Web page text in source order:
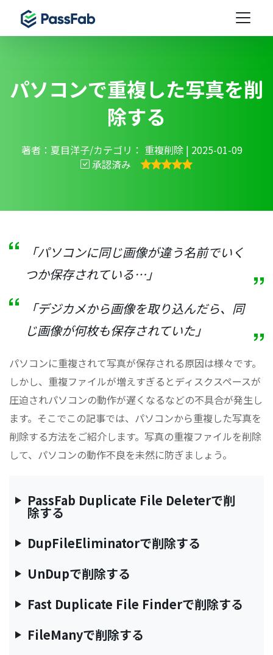
パソコンで重複した写真を削
除する
著者：夏目洋子/カテゴリ： 重複削除| 2025-01-09
承認済み
「パソコンに同じ画像が違う名前でいく
つか保存されている…」
「デジカメから画像を取り込んだら、同
じ画像が何枚も保存されていた」
パソコンに重複されて写真が保存される原因は様々です。
しかし、重複ファイルが増えすぎるとディスクスペースが
圧迫されパソコンの動作が遅くなるなどの不具合が発生し
ます。そこでこの記事では、パソコンから重複した写真を
削除する方法をご紹介します。写真の重複ファイルを削除
して、パソコンの動作不良を未然に防ぎましょう。
PassFab Duplicate File Deleterで削
除する
DupFileEliminatorで削除する
UnDupで削除する
Fast Duplicate File Finderで削除する
FileManyで削除する